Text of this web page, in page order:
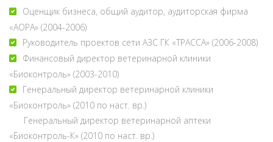
Оценщик бизнеса, общий аудитор, аудиторская фирма
«АОРА» (2004-2006)
Руководитель проектов сети АЗС ГК «ТРАССА» (2006-2008)
Финансовый директор ветеринарной клиники
«Биоконтроль» (2003-2010)
Генеральный директор ветеринарной клиники
«Биоконтроль» (2010 по наст. вр.)
Генеральный директор ветеринарной аптеки
«Биоконтроль-К» (2010 по наст. вр.)